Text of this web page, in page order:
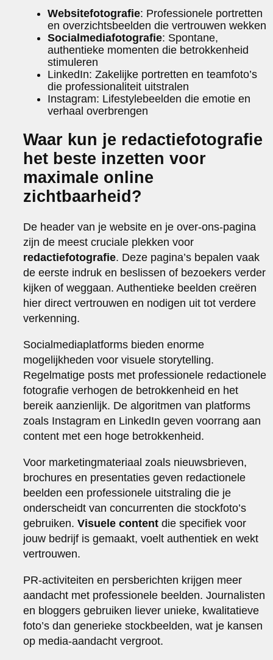
Websitefotografie: Professionele portretten
en overzichtsbeelden die vertrouwen wekken
Socialmediafotografie: Spontane,
authentieke momenten die betrokkenheid
stimuleren
LinkedIn: Zakelijke portretten en teamfoto’s
die professionaliteit uitstralen
Instagram: Lifestylebeelden die emotie en
verhaal overbrengen
Waar kun je redactiefotografie
het beste inzetten voor
maximale online
zichtbaarheid?
De header van je website en je over-ons-pagina
zijn de meest cruciale plekken voor
redactiefotografie. Deze pagina’s bepalen vaak
de eerste indruk en beslissen of bezoekers verder
kijken of weggaan. Authentieke beelden creëren
hier direct vertrouwen en nodigen uit tot verdere
verkenning.
Socialmediaplatforms bieden enorme
mogelijkheden voor visuele storytelling.
Regelmatige posts met professionele redactionele
fotografie verhogen de betrokkenheid en het
bereik aanzienlijk. De algoritmen van platforms
zoals Instagram en LinkedIn geven voorrang aan
content met een hoge betrokkenheid.
Voor marketingmateriaal zoals nieuwsbrieven,
brochures en presentaties geven redactionele
beelden een professionele uitstraling die je
onderscheidt van concurrenten die stockfoto’s
gebruiken.Visuele content die specifiek voor
jouw bedrijf is gemaakt, voelt authentiek en wekt
vertrouwen.
PR-activiteiten en persberichten krijgen meer
aandacht met professionele beelden. Journalisten
en bloggers gebruiken liever unieke, kwalitatieve
foto’s dan generieke stockbeelden, wat je kansen
op media-aandacht vergroot.